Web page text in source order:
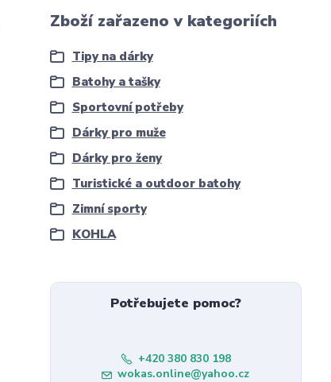
Zboží zařazeno v kategoriích
Tipy na dárky
Batohy a tašky
Sportovní potřeby
Dárky pro muže
Dárky pro ženy
Turistické a outdoor batohy
Zimní sporty
KOHLA
Potřebujete pomoc?
+420 380 830 198
wokas.online@yahoo.cz